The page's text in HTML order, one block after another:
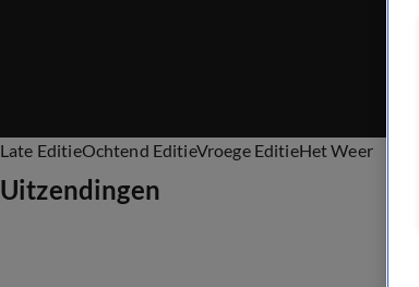
Late EditieOchtend EditieVroege EditieHet Weer
Uitzendingen